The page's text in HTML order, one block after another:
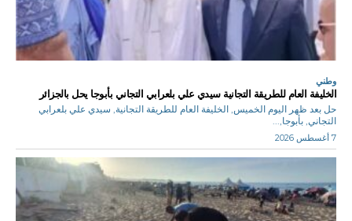
وطني
الخليفة العام للطريقة التجانية سيدي علي بلعرابي التجاني بأبوجا يحل بالجزائر
حل بعد ظهر اليوم الخميس, الخليفة العام للطريقة التجانية, سيدي علي بلعرابي
التجاني, بأبوجا,...
7 أغسطس 2026